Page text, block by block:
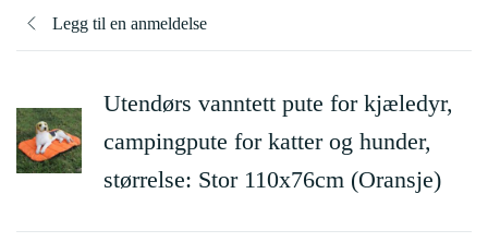
Legg til en anmeldelse
Utendørs vanntett pute for kjæledyr,
campingpute for katter og hunder,
størrelse: Stor 110x76cm (Oransje)